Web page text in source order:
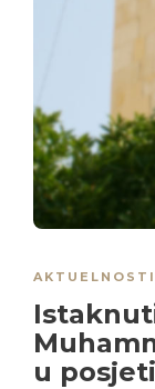
AKTUELNOSTI
u